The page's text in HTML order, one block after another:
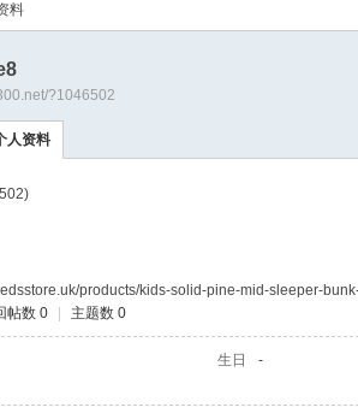
料
?1046502
人资料
products/kids-solid-pine-mid-sleeper-
帖数 0 主题数 0
生日 -